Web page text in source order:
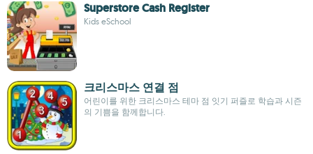
Superstore Cash Register
Kids eSchool
크리스마스 연결 점
어린이를 위한 크리스마스 테마 점 잇기 퍼즐로 학습과 시즌
의 기쁨을 함께합니다.